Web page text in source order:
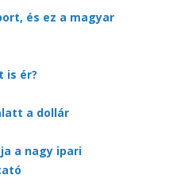
és ez a magyar
is ér?
a dollár
a nagy ipari